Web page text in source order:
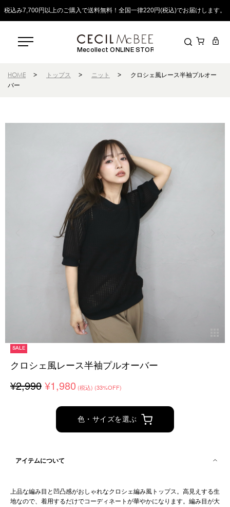
税込み7,700円以上のご購入で送料無料！全国一律220円(税込)でお届けします。
Mecollect ONLINE STORE
HOME > トップス > ニット >
クロシェ風レース半袖プルオー
バー
SALE
クロシェ風レース半袖プルオーバー
¥2,990 ¥1,980 (税込) (33%OFF)
色・サイズを選ぶ
アイテムについて
上品な編み目と凹凸感がおしゃれなクロシェ編み風トップス。高見えする生
地なので、着用するだけでコーディネートが華やかになります。編み目が大